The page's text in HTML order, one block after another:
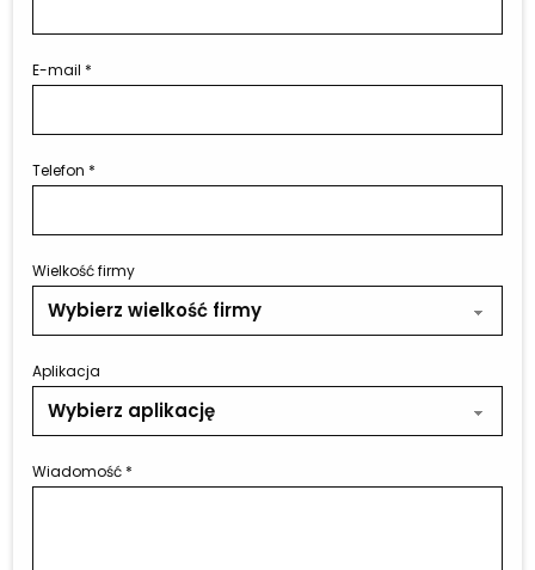
E-mail *
Telefon *
Wielkość firmy
Aplikacja
Wiadomość *